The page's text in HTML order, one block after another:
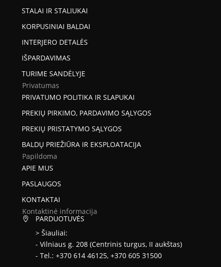
STALAI IR STALIUKAI
KORPUSINIAI BALDAI
INTERJERO DETALĖS
IŠPARDAVIMAS
TURIME SANDĖLYJE
Privatumas
PRIVATUMO POLITIKA IR SLAPUKAI
PREKIŲ PIRKIMO, PARDAVIMO SĄLYGOS
PREKIŲ PRISTATYMO SĄLYGOS
BALDŲ PRIEŽIŪRA IR EKSPLOATACIJA
Papildoma
APIE MUS
PASLAUGOS
KONTAKTAI
Kontaktinė informacija

PARDUOTUVĖS
> Šiauliai:
- Vilniaus g. 208 (Centrinis turgus, II aukštas)
- Tel.: +370 614 46125, +370 605 31500